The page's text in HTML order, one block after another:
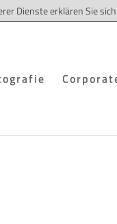
Dienste erklären Sie